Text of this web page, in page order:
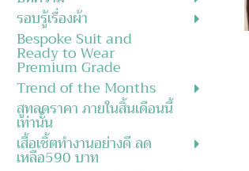
รอบรู้เรื่องผ้า
Bespoke Suit and
Ready to Wear
Premium Grade
Trend of the Months
สูทลดราคา ภายในสิ้นเดือนนี้
เท่านั้น
เสื้อเชิ้ตทำงานอย่างดี ลด
เหลือ590 บาท